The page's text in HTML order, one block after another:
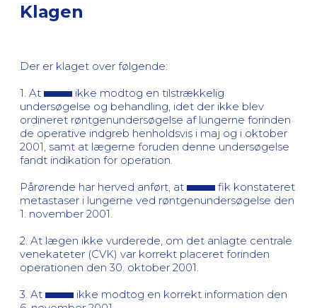
Klagen
Der er klaget over følgende:
1. At
ikke modtog en tilstrækkelig
undersøgelse og behandling, idet der ikke blev
ordineret røntgenundersøgelse af lungerne forinden
de operative indgreb henholdsvis i maj og i oktober
2001, samt at lægerne foruden denne undersøgelse
fandt indikation for operation.
Pårørende har herved anført, at
fik konstateret
metastaser i lungerne ved røntgenundersøgelse den
1. november 2001.
2. At lægen ikke vurderede, om det anlagte centrale
venekateter (CVK) var korrekt placeret forinden
operationen den 30. oktober 2001.
3. At
ikke modtog en korrekt information den